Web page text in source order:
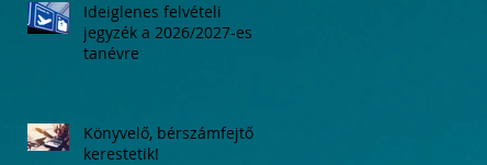
Ideiglenes felvételi
jegyzék a 2026/2027-es
tanévre
Könyvelő, bérszámfejtő
kerestetik!